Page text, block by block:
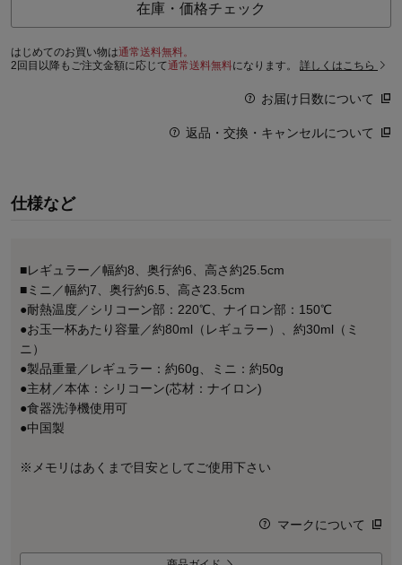
在庫・価格チェック
はじめてのお買い物は通常送料無料。
2回目以降もご注文金額に応じて通常送料無料になります。 詳しくはこちら
お届け日数について
返品・交換・キャンセルについて
仕様など
■レギュラー／幅約8、奥行約6、高さ約25.5cm
■ミニ／幅約7、奥行約6.5、高さ23.5cm
●耐熱温度／シリコーン部：220℃、ナイロン部：150℃
●お玉一杯あたり容量／約80ml（レギュラー）、約30ml（ミ
ニ）
●製品重量／レギュラー：約60g、ミニ：約50g
●主材／本体：シリコーン(芯材：ナイロン)
●食器洗浄機使用可
●中国製
※メモリはあくまで目安としてご使用下さい
マークについて